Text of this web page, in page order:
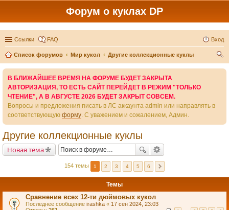
Форум о куклах DP
Ссылки FAQ Вход
Список форумов Мир кукол
Другие коллекционные куклы
В БЛИЖАЙШЕЕ ВРЕМЯ НА ФОРУМЕ БУДЕТ ЗАКРЫТА
АВТОРИЗАЦИЯ, ТО ЕСТЬ САЙТ ПЕРЕЙДЕТ В РЕЖИМ "ТОЛЬКО
ЧТЕНИЕ", А В АВГУСТЕ 2026 БУДЕТ ЗАКРЫТ СОВСЕМ.
Вопросы и предложения писать в ЛС аккаунта admin или направлять в
соответствующую форму. С уважением и сожалением, Админ.
Другие коллекционные куклы
Новая тема
154 темы 1 2 3 4 5 6
Темы
Сравнение всех 12-ти дюймовых кукол
Последнее сообщение irashka « 17 сен 2024, 23:03